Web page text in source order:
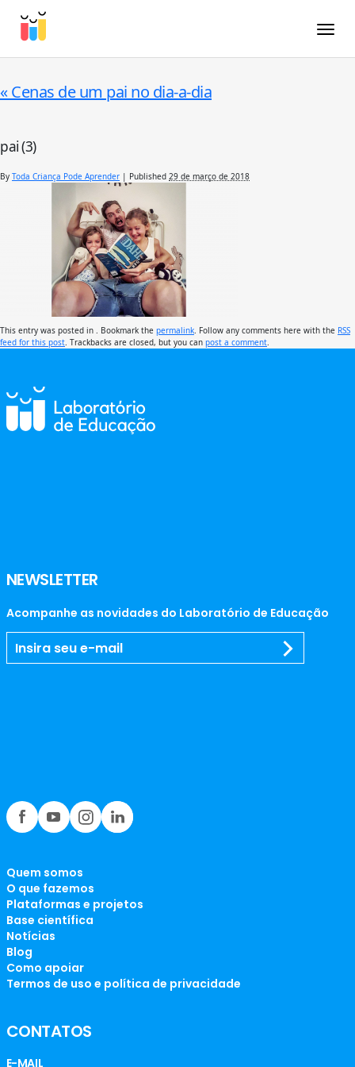
«Cenas de um pai no dia-a-dia
pai (3)
By Toda Criança Pode Aprender | Published 29 de março de 2018
This entry was posted in . Bookmark the permalink . Follow any comments here with the RSS
feed for this post . Trackbacks are closed, but you can post a comment
NEWSLETTER
Acompanhe as novidades do Laboratório de Educação
Quem somos
O que fazemos
Plataformas e projetos
Base científica
Notícias
Blog
Como apoiar
Termos de uso e política de privacidade
CONTATOS
E-MAIL